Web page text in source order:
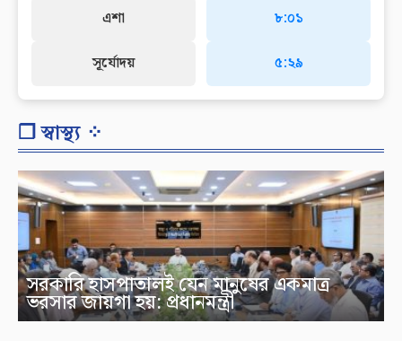
এশা
সূর্যোদয়
৮:০১
৫:২৯
❐ স্বাস্থ্য ⁘
সরকারি হাসপাতালই যেন মানুষের একমাত্র
ভরসার জায়গা হয়: প্রধানমন্ত্রী